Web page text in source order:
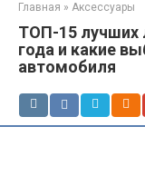
Главная » Аксессуары
ТОП-15 лучших
года и какие
автомобиля